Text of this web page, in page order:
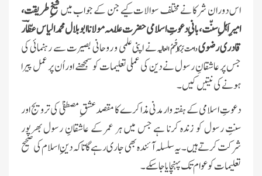
اس دوران شرکا نے مختلف سوالات کیے جن کے جواب میںشیخِ طریقت،
امیرِ اَہلِ سنّت، بانیِ دعوتِ اسلامی حضرت علّامہ مولانا ابوبلال محمد الیاس عطّاؔر
قادری رضویدامت بَرَکَاتُہمُ العالیہنے اپنی علمی و روحانی بصیرت سے رہنمائی کی
جس پر عاشقانِ رسول نے دین کی عملی تعلیمات کو سمجھنے اور اُن پر عمل پیرا
ہونے کی نیتیں کیں۔
دعوتِ اسلامی کے ہفتہ وار مدنی مذاکرے کا مقصد عشقِ مصطفیٰ کی ترویج اور
سنتِ رسول کو زندہ کرنا ہے جس میں ہر عمر کے عاشقانِ رسول بھرپور
شرکت کرتے ہیں۔ یہ سلسلہ آئندہ بھی جاری رہے گا تاکہ دینِ اسلام کی صحیح
تعلیمات کو عوام تک پہنچایا جا سکے۔